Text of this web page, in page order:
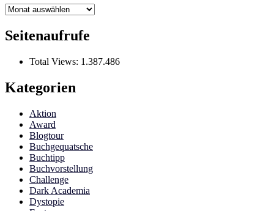
Archiv
Seitenaufrufe
Total Views: 1.387.486
Kategorien
Aktion
Award
Blogtour
Buchgequatsche
Buchtipp
Buchvorstellung
Challenge
Dark Academia
Dystopie